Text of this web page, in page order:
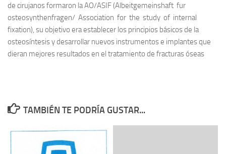
de cirujanos formaron la AO/ASIF (Albeitgemeinshaft fur
osteosynthenfragen/ Association for the study of internal
fixation), su objetivo era establecer los principios básicos de la
osteosíntesis y desarrollar nuevos instrumentos e implantes que
dieran mejores resultados en el tratamiento de fracturas óseas
TAMBIÉN TE PODRÍA GUSTAR...